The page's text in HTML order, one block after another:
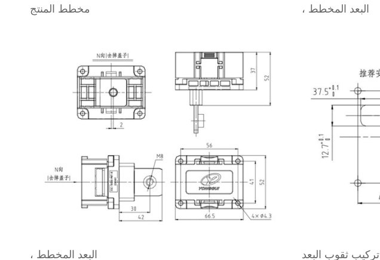
مخطط المنتج ، البعد المخطط
، البعد المخطط تركيب ثقوب البعد